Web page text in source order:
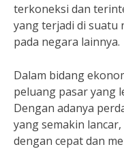
terkoneksi dan
yang terjadi di suatu
pada negara lainnya.
Dalam bidang
peluang pasar yang
Dengan adanya
yang semakin
dengan cepat dan